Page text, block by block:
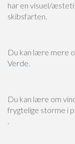
har en visuel/
skibsfarten.
Du kan lære mere
Verde.
Du kan lære om
frygtelige storme i
.